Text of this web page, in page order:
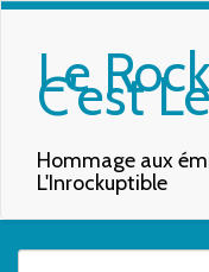
Le
C'est
Hommage aux
L'Inrockuptible